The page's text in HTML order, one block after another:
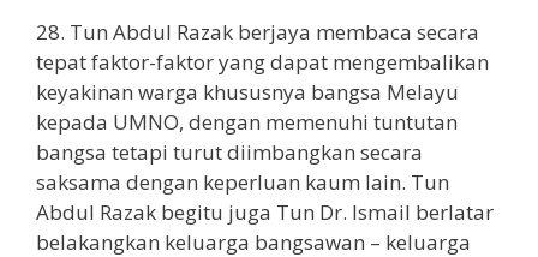
28. Tun Abdul Razak berjaya membaca secara
tepat faktor-faktor yang dapat mengembalikan
keyakinan warga khususnya bangsa Melayu
kepada UMNO, dengan memenuhi tuntutan
bangsa tetapi turut diimbangkan secara
saksama dengan keperluan kaum lain. Tun
Abdul Razak begitu juga Tun Dr. Ismail berlatar
belakangkan keluarga bangsawan – keluarga